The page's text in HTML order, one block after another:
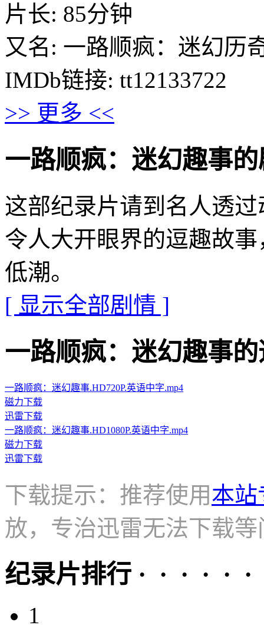
片长: 85分钟
又名: 一路顺疯：迷幻历
IMDb链接: tt12133722
>> 更多 <<
一路顺疯：迷幻趣事的
这部纪录片请到名人透
令人大开眼界的逗趣故
低潮。
[ 显示全部剧情 ]
一路顺疯：迷幻趣事的
一路顺疯：迷幻趣事.HD720P.英语中字.mp4
磁力下载
迅雷下载
一路顺疯：迷幻趣事.HD1080P.英语中字.mp4
磁力下载
迅雷下载
下载提示：推荐使用本站
放，专治迅雷无法下载等
纪录片排行 · · · · · ·
1